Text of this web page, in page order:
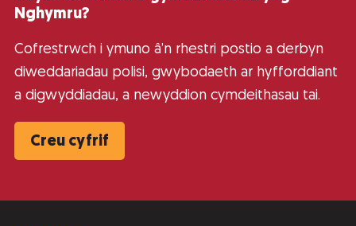
Nghymru?
Cofrestrwch i ymuno â’n rhestri postio a derbyn
diweddariadau polisi, gwybodaeth ar hyfforddiant
a digwyddiadau, a newyddion cymdeithasau tai.
Creu cyfrif